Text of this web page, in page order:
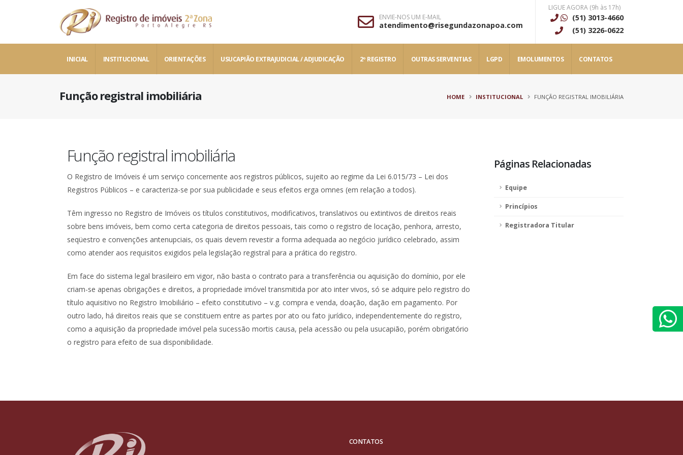
ENVIE-NOS UM E-MAIL
atendimento@risegundazonapoa.com
LIGUE AGORA (9h às 17h)
(51) 3013-4660
(51) 3226-0622
INICIAL INSTITUCIONAL ORIENTAÇÕES USUCAPIÃO EXTRAJUDICIAL / ADJUDICAÇÃO 2º REGISTRO OUTRAS SERVENTIAS LGPD EMOLUMENTOS CONTATOS
Função registral imobiliária HOME INSTITUCIONAL FUNÇÃO REGISTRAL IMOBILIÁRIA
Função registral imobiliária
O Registro de Imóveis é um serviço concernente aos registros públicos, sujeito ao regime da Lei 6.015/73 – Lei dos
Registros Públicos – e caracteriza-se por sua publicidade e seus efeitos erga omnes (em relação a todos).
Têm ingresso no Registro de Imóveis os títulos constitutivos, modificativos, translativos ou extintivos de direitos reais
sobre bens imóveis, bem como certa categoria de direitos pessoais, tais como o registro de locação, penhora, arresto,
seqüestro e convenções antenupciais, os quais devem revestir a forma adequada ao negócio jurídico celebrado, assim
como atender aos requisitos exigidos pela legislação registral para a prática do registro.
Em face do sistema legal brasileiro em vigor, não basta o contrato para a transferência ou aquisição do domínio, por ele
criam-se apenas obrigações e direitos, a propriedade imóvel transmitida por ato inter vivos, só se adquire pelo registro do
título aquisitivo no Registro Imobiliário – efeito constitutivo – v.g. compra e venda, doação, dação em pagamento. Por
outro lado, há direitos reais que se constituem entre as partes por ato ou fato jurídico, independentemente do registro,
como a aquisição da propriedade imóvel pela sucessão mortis causa, pela acessão ou pela usucapião, porém obrigatório
o registro para efeito de sua disponibilidade.
Páginas Relacionadas
Equipe
Princípios
Registradora Titular
CONTATOS